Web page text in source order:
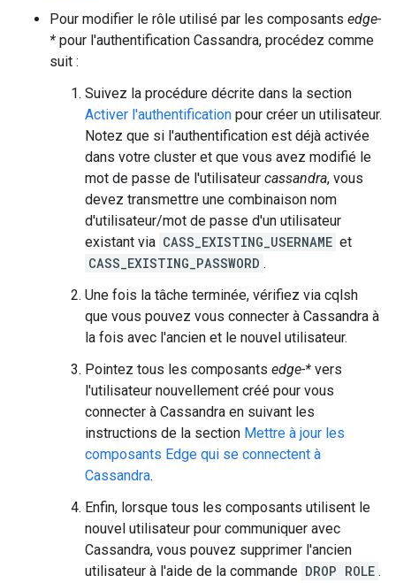
Pour modifier le rôle utilisé par les composants edge-
* pour l'authentification Cassandra, procédez comme
suit :
Suivez la procédure décrite dans la section
Activer l'authentification pour créer un utilisateur.
Notez que si l'authentification est déjà activée
dans votre cluster et que vous avez modifié le
mot de passe de l'utilisateur cassandra, vous
devez transmettre une combinaison nom
d'utilisateur/mot de passe d'un utilisateur
existant via CASS_EXISTING_USERNAME et
CASS_EXISTING_PASSWORD .
Une fois la tâche terminée, vérifiez via cqlsh
que vous pouvez vous connecter à Cassandra à
la fois avec l'ancien et le nouvel utilisateur.
Pointez tous les composants edge-* vers
l'utilisateur nouvellement créé pour vous
connecter à Cassandra en suivant les
instructions de la section Mettre à jour les
composants Edge qui se connectent à
Cassandra.
Enfin, lorsque tous les composants utilisent le
nouvel utilisateur pour communiquer avec
Cassandra, vous pouvez supprimer l'ancien
utilisateur à l'aide de la commande DROP ROLE .